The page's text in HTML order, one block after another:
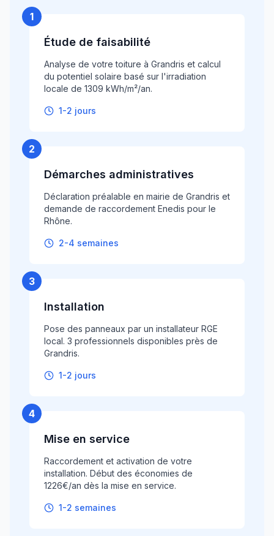
1
Étude de faisabilité
Analyse de votre toiture à Grandris et calcul
du potentiel solaire basé sur l'irradiation
locale de 1309 kWh/m²/an.
1-2 jours
2
Démarches administratives
Déclaration préalable en mairie de Grandris et
demande de raccordement Enedis pour le
Rhône.
2-4 semaines
3
Installation
Pose des panneaux par un installateur RGE
local. 3 professionnels disponibles près de
Grandris.
1-2 jours
4
Mise en service
Raccordement et activation de votre
installation. Début des économies de
1226€/an dès la mise en service.
1-2 semaines